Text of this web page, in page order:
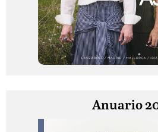
Anuario